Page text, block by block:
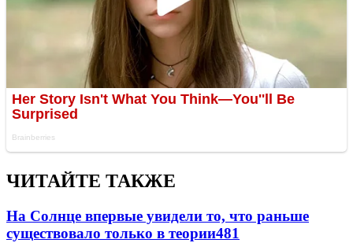
ЧИТАЙТЕ ТАКЖЕ
На Солнце впервые увидели то, что раньше
существовало только в теории481